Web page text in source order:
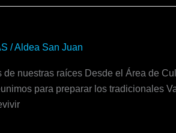
/Aldea San Juan
nuestras raíces Desde el Área de
para preparar los tradicionales